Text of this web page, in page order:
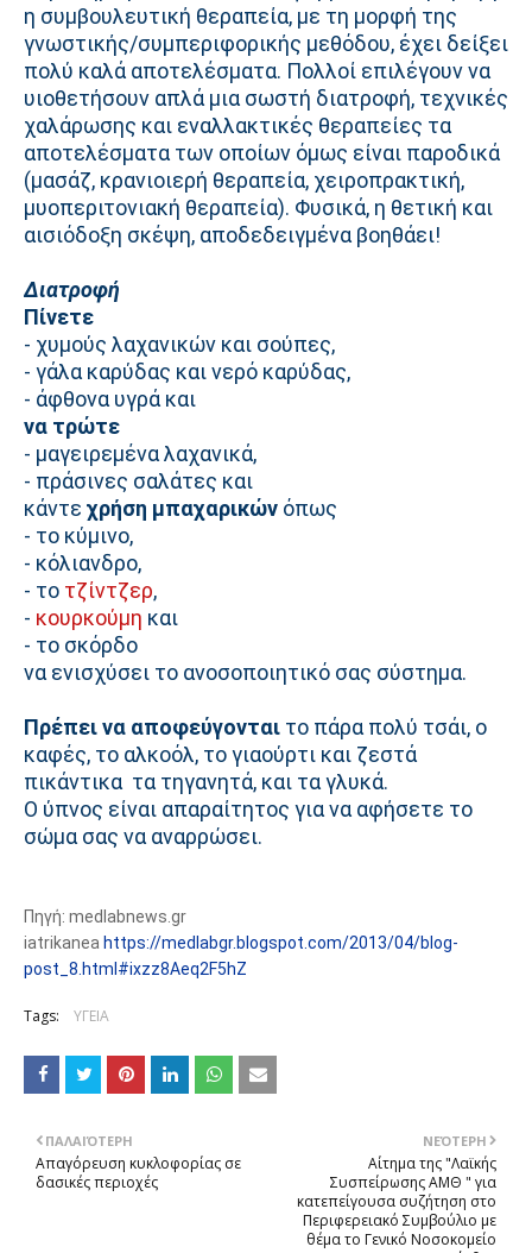
η συμβουλευτική θεραπεία, με τη μορφή της
γνωστικής/συμπεριφορικής μεθόδου, έχει δείξει
πολύ καλά αποτελέσματα. Πολλοί επιλέγουν να
υιοθετήσουν απλά μια σωστή διατροφή, τεχνικές
χαλάρωσης και εναλλακτικές θεραπείες τα
αποτελέσματα των οποίων όμως είναι παροδικά
(μασάζ, κρανιοιερή θεραπεία, χειροπρακτική,
μυοπεριτονιακή θεραπεία). Φυσικά, η θετική και
αισιόδοξη σκέψη, αποδεδειγμένα βοηθάει!
Διατροφή
Πίνετε
- χυμούς λαχανικών και σούπες,
- γάλα καρύδας και νερό καρύδας,
- άφθονα υγρά και
να τρώτε
- μαγειρεμένα λαχανικά,
- πράσινες σαλάτες και
κάντε χρήση μπαχαρικών όπως
- το κύμινο,
- κόλιανδρο,
- το τζίντζερ,
- κουρκούμη και
- το σκόρδο
να ενισχύσει το ανοσοποιητικό σας σύστημα.
Πρέπει να αποφεύγονται το πάρα πολύ τσάι, ο
καφές, το αλκοόλ, το γιαούρτι και ζεστά
πικάντικα τα τηγανητά, και τα γλυκά.
Ο ύπνος είναι απαραίτητος για να αφήσετε το
σώμα σας να αναρρώσει.
Πηγή: medlabnews.gr
iatrikanea https://medlabgr.blogspot.com/2013/04/blog-
post_8.html#ixzz8Aeq2F5hZ
Tags: ΥΓΕΙΑ
ΝΕΌΤΕΡΗ
Αίτημα της "Λαϊκής
Συσπείρωσης ΑΜΘ " για
κατεπείγουσα συζήτηση στο
Περιφερειακό Συμβούλιο με
θέμα το Γενικό Νοσοκομείο
ΠΑΛΑΙΌΤΕΡΗ
Απαγόρευση κυκλοφορίας σε
δασικές περιοχές